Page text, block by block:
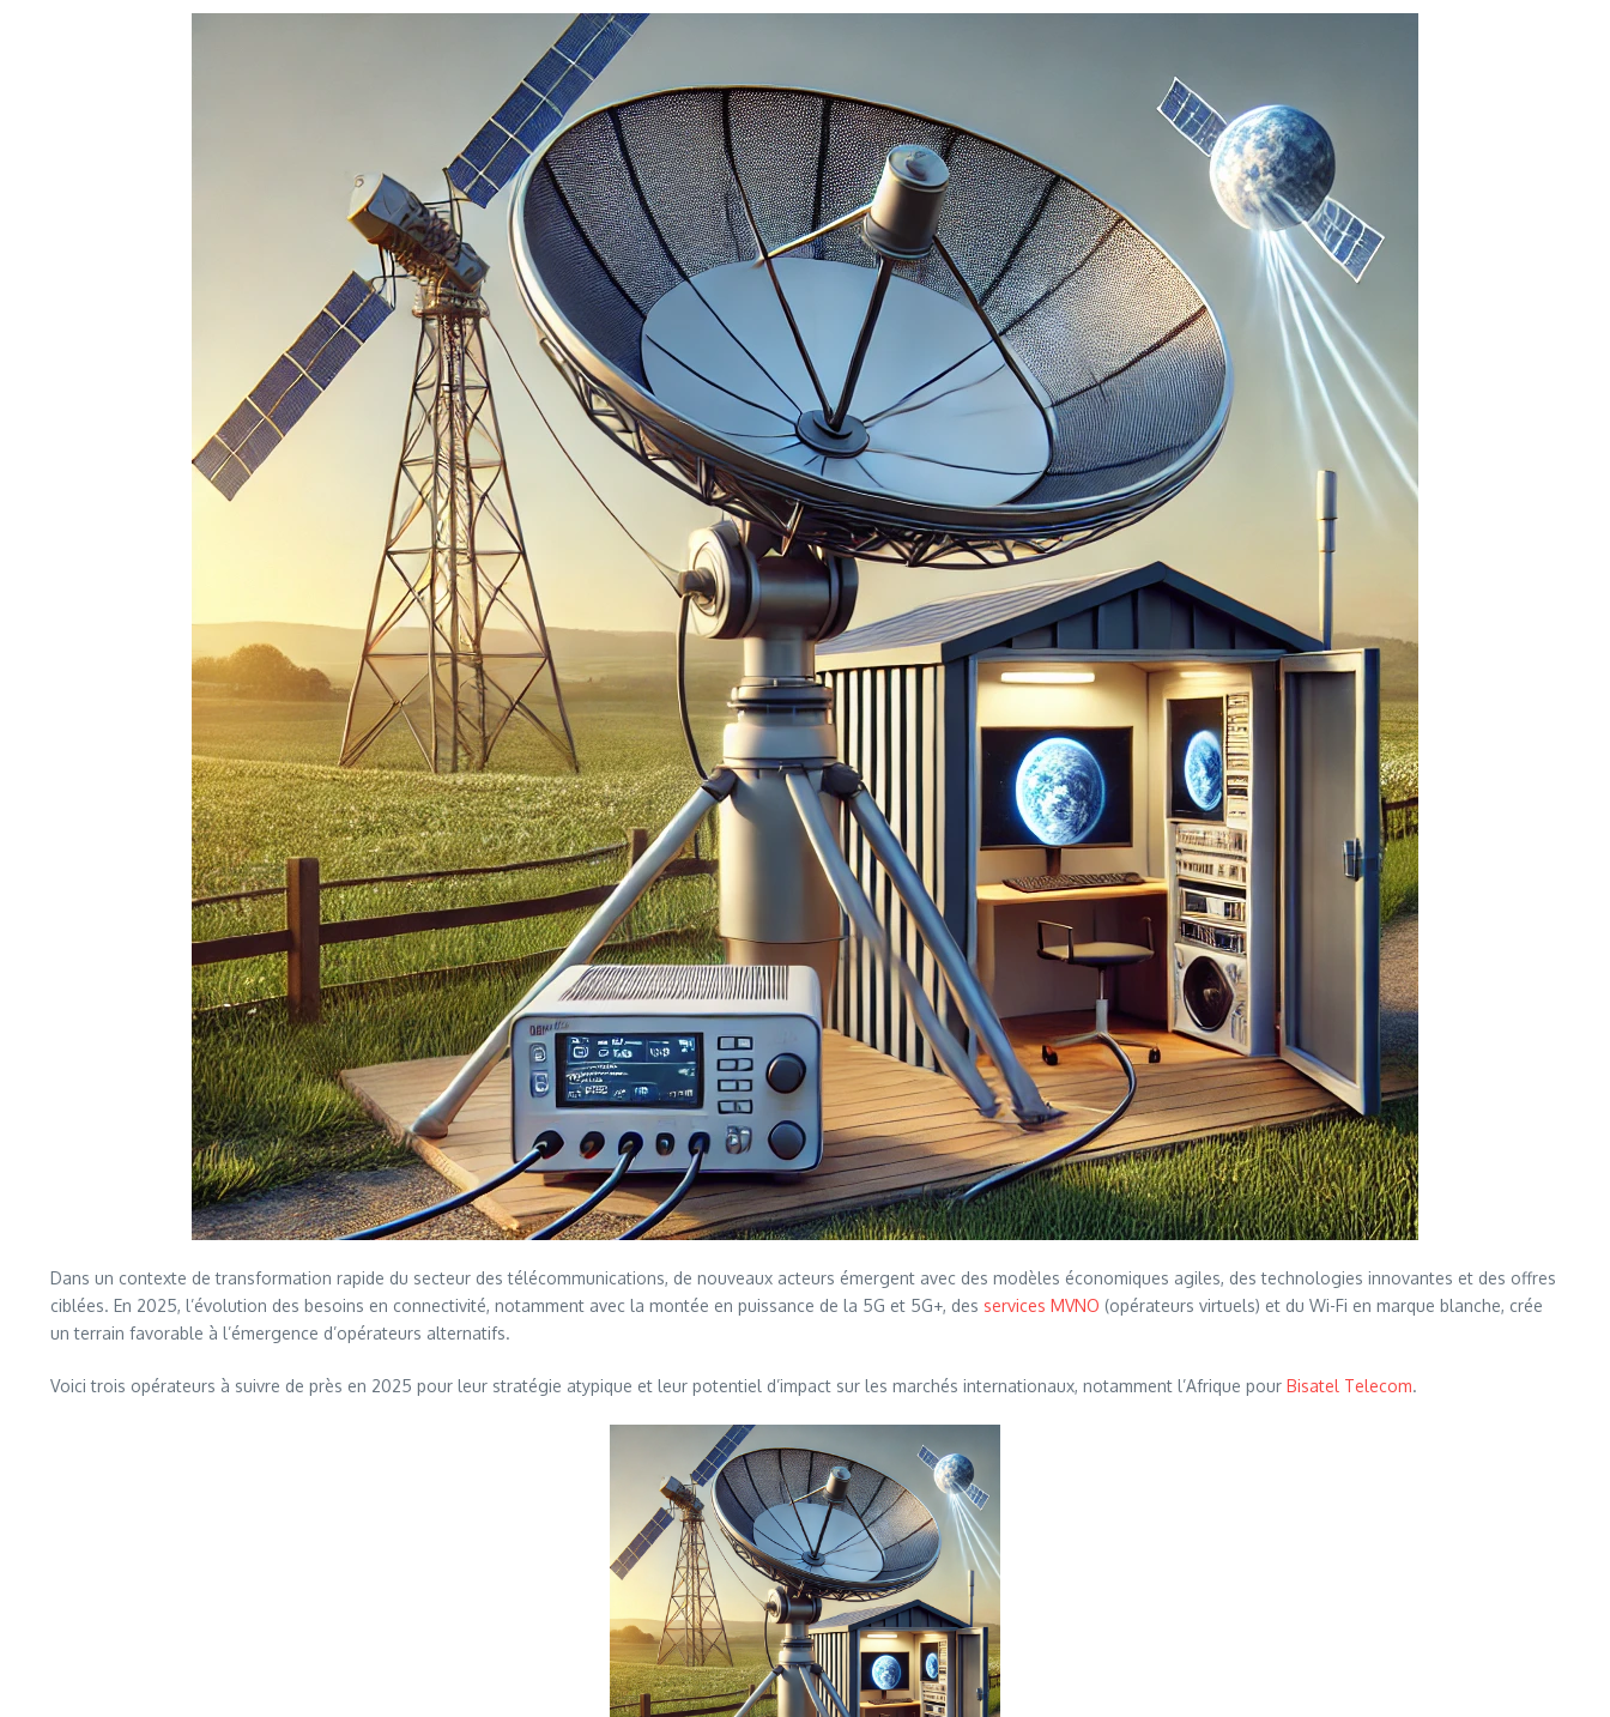
Dans un contexte de transformation rapide du secteur des télécommunications, de nouveaux acteurs émergent avec des modèles économiques agiles, des technologies innovantes et des offres
ciblées. En 2025, l’évolution des besoins en connectivité, notamment avec la montée en puissance de la 5G et 5G+, des services MVNO (opérateurs virtuels) et du Wi-Fi en marque blanche, crée
un terrain favorable à l’émergence d’opérateurs alternatifs.
Voici trois opérateurs à suivre de près en 2025 pour leur stratégie atypique et leur potentiel d’impact sur les marchés internationaux, notamment l’Afrique pour Bisatel Telecom.